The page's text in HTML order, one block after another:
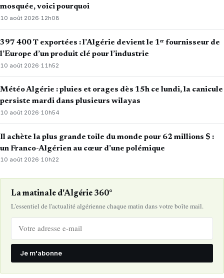
mosquée, voici pourquoi
10 août 2026·12h08
397 400 T exportées : l’Algérie devient le 1ᵉʳ fournisseur de
l’Europe d’un produit clé pour l’industrie
10 août 2026· 11h52
Météo Algérie : pluies et orages dès 15h ce lundi, la canicule
persiste mardi dans plusieurs wilayas
10 août 2026·10h54
Il achète la plus grande toile du monde pour 62 millions $ :
un Franco-Algérien au cœur d’une polémique
10 août 2026·10h22
La matinale d'Algérie 360°
L'essentiel de l'actualité algérienne chaque matin dans votre boîte mail.
Je m'abonne